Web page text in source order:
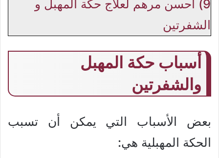
9)
أحسن مرهم لعلاج حكة المهبل و
الشفرتين
أسباب حكة المهبل
والشفرتين
بعض الأسباب التي يمكن أن تسبب
الحكة المهبلية هي: